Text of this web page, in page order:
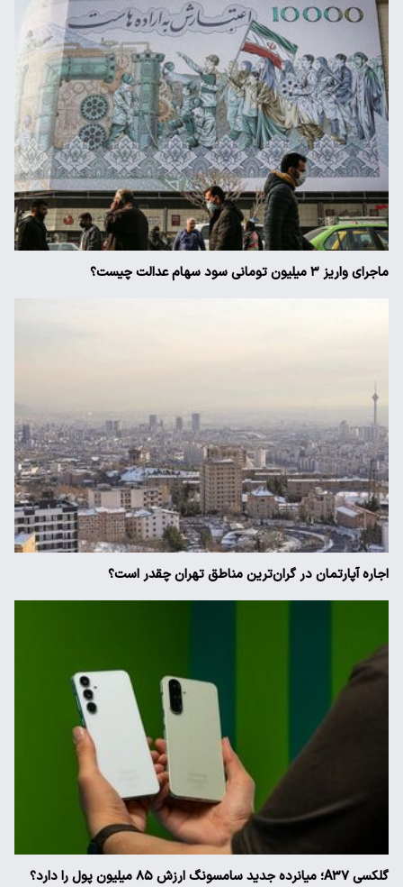
ماجرای واریز ۳ میلیون تومانی سود سهام عدالت چیست؟
اجاره آپارتمان در گران‌ترین مناطق تهران چقدر است؟
گلکسی A۳۷؛ میانرده جدید سامسونگ ارزش ۸۵ میلیون پول را دارد؟